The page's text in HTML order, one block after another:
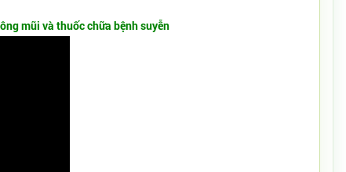
mũi và thuốc chữa bệnh suyễn